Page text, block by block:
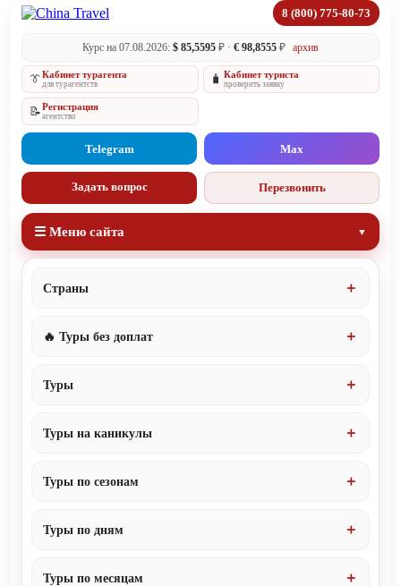
8 (800) 775-80-73
Курс на 07.08.2026: $ 85,5595 ₽ · € 98,8555 ₽ архив
👔Кабинет турагента
для турагентств 🧳 Кабинет туриста
проверить заявку
📝Регистрация
агентство
Telegram Max
Задать вопрос Перезвонить
☰ Меню сайта
Страны
🔥 Туры без доплат
Туры
Туры на каникулы
Туры по сезонам
Туры по дням
Туры по месяцам